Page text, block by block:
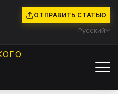
ОТПРАВИТЬ СТАТЬЮ
Русский